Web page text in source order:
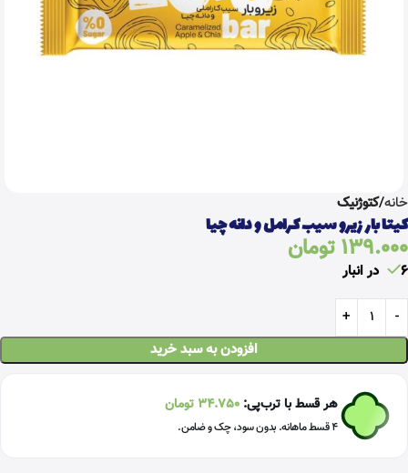
خانه کتوژنیک
کیتا بار زیرو سیب کرامل و دانه چیا
139.000تومان
6 در انبار
افزودن به سبد خرید
هر قسط با ترب‌پی: 34.750 تومان
۴ قسط ماهانه. بدون سود، چک و ضامن.